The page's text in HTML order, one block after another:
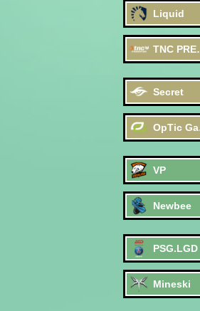
Liquid
Secret
VP
Newbee
PSG.LGD
Mineski